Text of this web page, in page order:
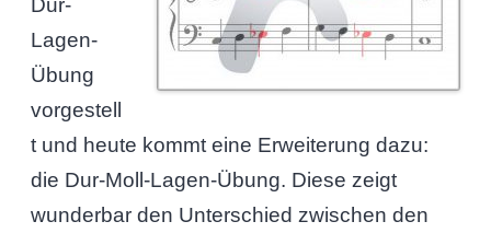
Dur-
Lagen-
Übung
vorgestell
t und heute kommt eine Erweiterung dazu:
die Dur-Moll-Lagen-Übung. Diese zeigt
wunderbar den Unterschied zwischen den